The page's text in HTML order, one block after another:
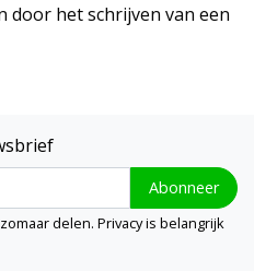
door het schrijven van een
Abonneer
delen. Privacy is belangrijk